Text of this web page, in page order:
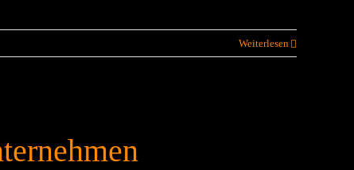
Weiterlesen